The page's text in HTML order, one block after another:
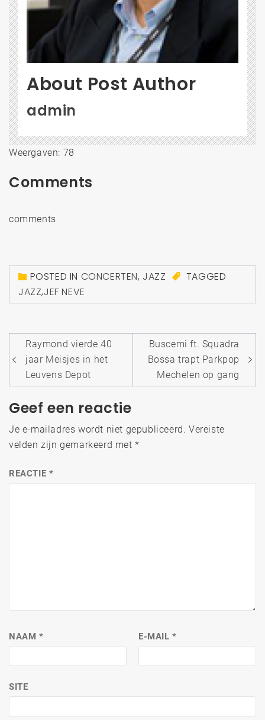
About Post Author
admin
Weergaven: 78
Comments
comments
POSTED IN CONCERTEN, JAZZ
TAGGED
JAZZ,JEF NEVE
Bericht
navigatie
Raymond vierde 40
jaar Meisjes in het
Leuvens Depot
Buscemi ft. Squadra
Bossa trapt Parkpop
Mechelen op gang
Geef een reactie
Je e-mailadres wordt niet gepubliceerd. Vereiste
velden zijn gemarkeerd met*
REACTIE *
NAAM * E-MAIL*
SITE